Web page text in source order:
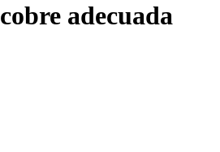
adecuada